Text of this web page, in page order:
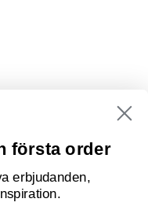
första order
erbjudanden,